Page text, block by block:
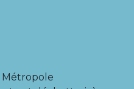
Métropole